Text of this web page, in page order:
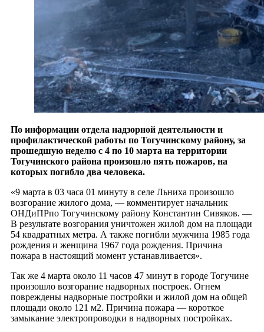
По информации отдела надзорной деятельности и
профилактической работы по Тогучинскому району, за
прошедшую неделю с 4 по 10 марта на территории
Тогучинского района произошло пять пожаров, на
которых погибло два человека.
«9 марта в 03 часа 01 минуту в селе Льниха произошло
возгорание жилого дома, — комментирует начальник
ОНДиПРпо Тогучинскому району Константин Сивяков. —
В результате возгорания уничтожен жилой дом на площади
54 квадратных метра. А также погибли мужчина 1985 года
рождения и женщина 1967 года рождения. Причина
пожара в настоящий момент устанавливается».
Так же 4 марта около 11 часов 47 минут в городе Тогучине
произошло возгорание надворных построек. Огнем
повреждены надворные постройки и жилой дом на общей
площади около 121 м2. Причина пожара — короткое
замыкание электропроводки в надворных постройках.